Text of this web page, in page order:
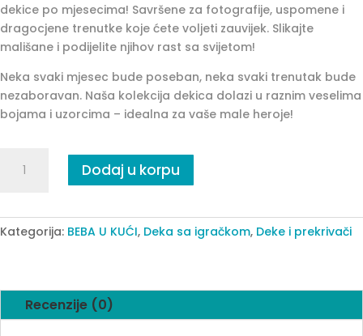
dekice po mjesecima! Savršene za fotografije, uspomene i
dragocjene trenutke koje ćete voljeti zauvijek. Slikajte
mališane i podijelite njihov rast sa svijetom!
Neka svaki mjesec bude poseban, neka svaki trenutak bude
nezaboravan. Naša kolekcija dekica dolazi u raznim veselima
bojama i uzorcima – idealna za vaše male heroje!
PLAVA
Dodaj u korpu
Kategorija: BEBA U KUĆI, Deka sa igračkom, Deke i prekrivači
Recenzije (0)